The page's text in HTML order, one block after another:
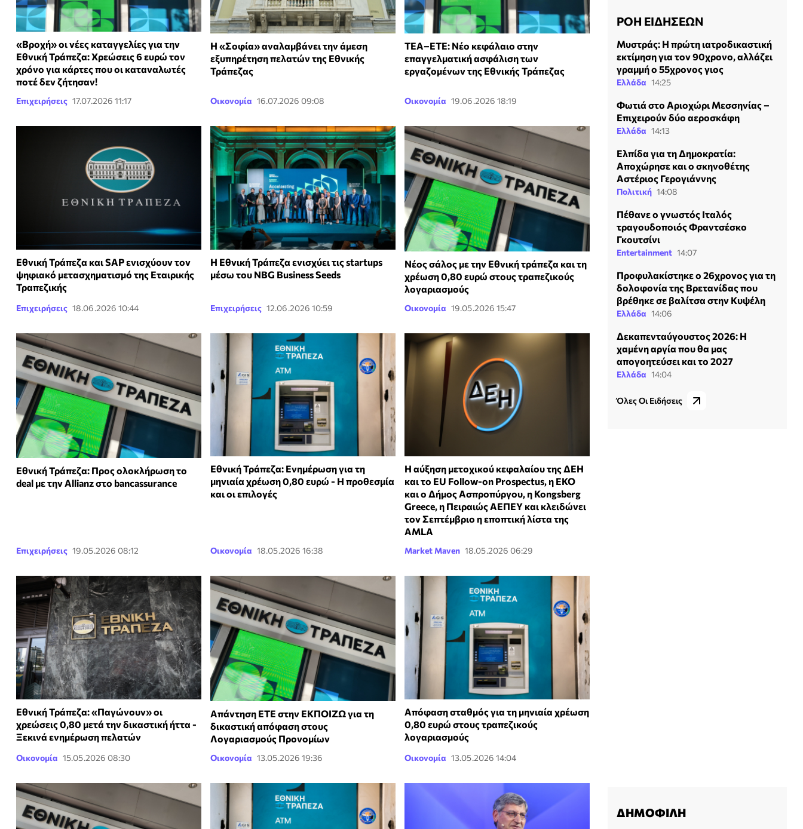
«Βροχή» οι νέες καταγγελίες για την
Εθνική Τράπεζα: Χρεώσεις 6 ευρώ τον
χρόνο για κάρτες που οι καταναλωτές
ποτέ δεν ζήτησαν!
Επιχειρήσεις 17.07.2026 11:17
Η «Σοφία» αναλαμβάνει την άμεση
εξυπηρέτηση πελατών της Εθνικής
Τράπεζας
Οικονομία 16.07.2026 09:08
ΤΕΑ–ΕΤΕ: Νέο κεφάλαιο στην
επαγγελματική ασφάλιση των
εργαζομένων της Εθνικής Τράπεζας
Οικονομία 19.06.2026 18:19
Εθνική Τράπεζα και SAP ενισχύουν τον
ψηφιακό μετασχηματισμό της Εταιρικής
Τραπεζικής
Επιχειρήσεις 18.06.2026 10:44
Η Εθνική Τράπεζα ενισχύει τις startups
μέσω του NBG Business Seeds
Επιχειρήσεις 12.06.2026 10:59
Νέος σάλος με την Εθνική τράπεζα και τη
χρέωση 0,80 ευρώ στους τραπεζικούς
λογαριασμούς
Οικονομία 19.05.2026 15:47
Εθνική Τράπεζα: Προς ολοκλήρωση το
deal με την Allianz στο bancassurance
Επιχειρήσεις 19.05.2026 08:12
Εθνική Τράπεζα: Ενημέρωση για τη
μηνιαία χρέωση 0,80 ευρώ - Η προθεσμία
και οι επιλογές
Οικονομία 18.05.2026 16:38
Η αύξηση μετοχικού κεφαλαίου της ΔΕΗ
και το EU Follow-on Prospectus, η ΕΚΟ
και ο Δήμος Ασπροπύργου, η Kongsberg
Greece, η Πειραιώς ΑΕΠΕΥ και κλειδώνει
τον Σεπτέμβριο η εποπτική λίστα της
AMLA
Market Maven 18.05.2026 06:29
Εθνική Τράπεζα: «Παγώνουν» οι
χρεώσεις 0,80 μετά την δικαστική ήττα -
Ξεκινά ενημέρωση πελατών
Οικονομία 15.05.2026 08:30
Απάντηση ΕΤΕ στην ΕΚΠΟΙΖΩ για τη
δικαστική απόφαση στους
Λογαριασμούς Προνομίων
Οικονομία 13.05.2026 19:36
Απόφαση σταθμός για τη μηνιαία χρέωση
0,80 ευρώ στους τραπεζικούς
λογαριασμούς
Οικονομία 13.05.2026 14:04
ΡΟΗ ΕΙΔΗΣΕΩΝ
Μυστράς: Η πρώτη ιατροδικαστική
εκτίμηση για τον 90χρονο, αλλάζει
γραμμή ο 55χρονος γιος
Ελλάδα 14:25
Φωτιά στο Αριοχώρι Μεσσηνίας –
Επιχειρούν δύο αεροσκάφη
Ελλάδα 14:13
Ελπίδα για τη Δημοκρατία:
Αποχώρησε και ο σκηνοθέτης
Αστέριος Γερογιάννης
Πολιτική 14:08
Πέθανε ο γνωστός Ιταλός
τραγουδοποιός Φραντσέσκο
Γκουτσίνι
Entertainment 14:07
Προφυλακίστηκε ο 26χρονος για τη
δολοφονία της Βρετανίδας που
βρέθηκε σε βαλίτσα στην Κυψέλη
Ελλάδα 14:06
Δεκαπενταύγουστος 2026: Η
χαμένη αργία που θα μας
απογοητεύσει και το 2027
Ελλάδα 14:04
Όλες Οι Ειδήσεις
ΔΗΜΟΦΙΛΗ